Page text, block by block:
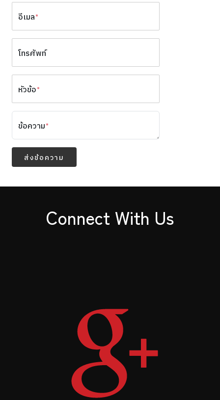
อีเมล*
โทรศัพท์
หัวข้อ*
ข้อความ*
ส่งข้อความ
Connect With Us